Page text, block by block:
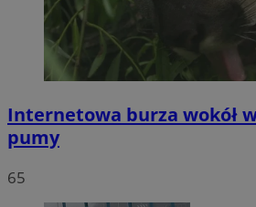
Internetowa burza wokół
pumy
65